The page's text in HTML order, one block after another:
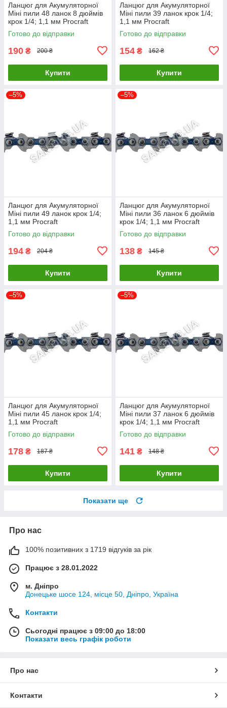
Ланцюг для Акумуляторної
Міні пили 48 ланок 8 дюймів
крок 1/4; 1,1 мм Procraft
Готово до відправки
190 ₴ 200 ₴
Купити
Ланцюг для Акумуляторної
Міні пили 39 ланок крок 1/4;
1,1 мм Procraft
Готово до відправки
154 ₴ 162 ₴
Купити
–5%
Ланцюг для Акумуляторної
Міні пили 49 ланок крок 1/4;
1,1 мм Procraft
Готово до відправки
194 ₴ 204 ₴
Купити
–5%
Ланцюг для Акумуляторної
Міні пили 36 ланок 6 дюймів
крок 1/4; 1,1 мм Procraft
Готово до відправки
138 ₴ 145 ₴
Купити
–5%
Ланцюг для Акумуляторної
Міні пили 45 ланок крок 1/4;
1,1 мм Procraft
Готово до відправки
178 ₴ 187 ₴
Купити
–5%
Ланцюг для Акумуляторної
Міні пили 37 ланок 6 дюймів
крок 1/4; 1,1 мм Procraft
Готово до відправки
141 ₴ 148 ₴
Купити
Показати ще
Про нас
100% позитивних з 1719 відгуків за рік
Працює з 28.01.2022
м. Дніпро
Донецьке шосе 124, місце 50, Дніпро, Україна
Контакти
Сьогодні працює з 09:00 до 18:00
Показати весь графік роботи
Про нас
Контакти